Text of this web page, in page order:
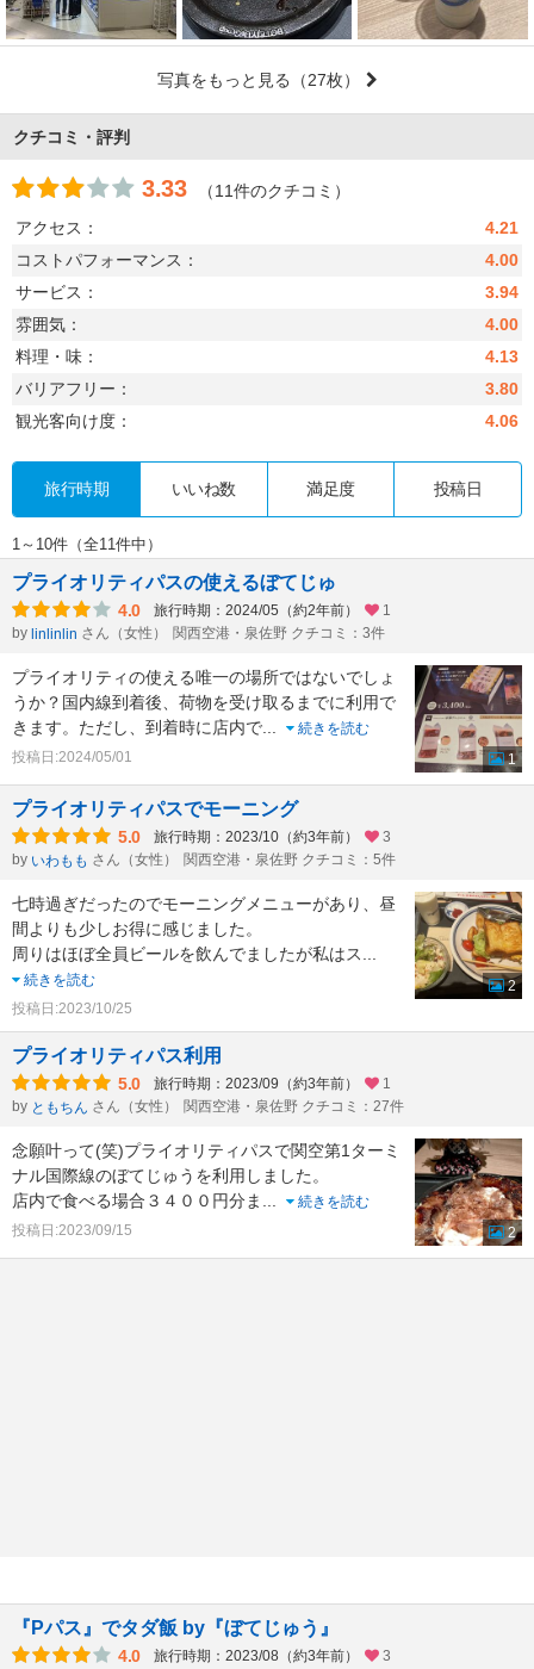
写真をもっと見る （27枚）
クチコミ・評判
3.33
（11件のクチコミ）
アクセス：
4.21
コストパフォーマンス：
4.00
サービス：
3.94
雰囲気：
4.00
料理・味：
4.13
バリアフリー：
3.80
観光客向け度：
4.06
旅行時期 いいね数 満足度 投稿日
1～10件（全11件中）
プライオリティパスの使えるぼてじゅ
4.0 旅行時期：2024/05（約2年前）
1
by linlinlin さん（女性） 関西空港・泉佐野 クチコミ：3件
プライオリティの使える唯一の場所ではないでしょ
うか？国内線到着後、荷物を受け取るまでに利用で
きます。ただし、到着時に店内で
続きを読む
投稿日:2024/05/01
1
プライオリティパスでモーニング
5.0 旅行時期：2023/10（約3年前）
3
by いわもも さん（女性） 関西空港・泉佐野 クチコミ：5件
七時過ぎだったのでモーニングメニューがあり、昼
間よりも少しお得に感じました。
周りはほぼ全員ビールを飲んでましたが私はス
続きを読む
投稿日:2023/10/25
2
プライオリティパス利用
5.0 旅行時期：2023/09（約3年前）
1
by ともちん さん（女性） 関西空港・泉佐野 クチコミ：27件
念願叶って(笑)プライオリティパスで関空第1ターミ
ナル国際線のぼてじゅうを利用しました。
店内で食べる場合３４００円分ま
続きを読む
投稿日:2023/09/15
2
『Pパス』でタダ飯 by『ぼてじゅう』
4.0 旅行時期：2023/08（約3年前）
3